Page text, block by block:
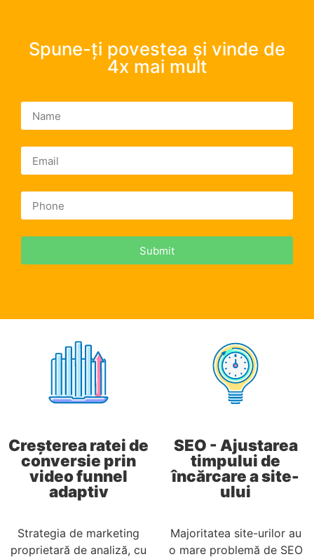
Spune-ți povestea și vinde de
4x mai mult
Submit
Creșterea ratei de
conversie prin
video funnel
adaptiv
Strategia de marketing
proprietară de analiză, cu
SEO - Ajustarea
timpului de
încărcare a site-
ului
Majoritatea site-urilor au
o mare problemă de SEO